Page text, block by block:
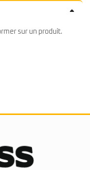
sur un produit.